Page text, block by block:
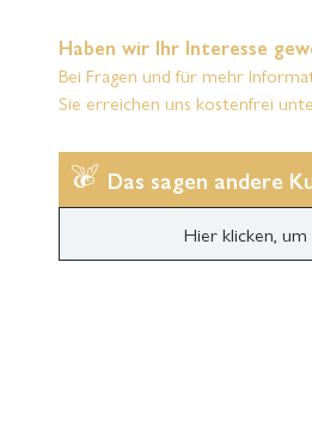
Haben wir Ihr Interesse
Bei Fragen und für mehr
Sie erreichen uns kostenfrei
Das sagen andere
Hier klicken,